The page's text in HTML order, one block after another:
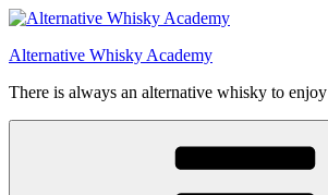
Videre
indhold
Alternative Whisky Academy
There is always an alternative whisky to enjoy